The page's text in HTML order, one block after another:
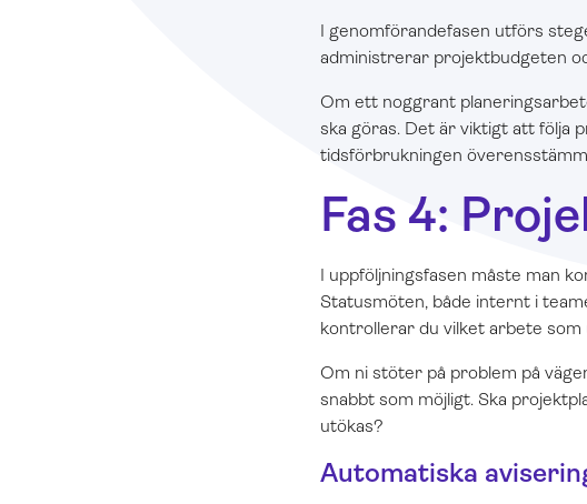
I genomförandefasen utförs
administrerar projektbudgeten
Om ett noggrant
ska göras. Det är viktigt att följa
tidsförbrukningen
Fas 4:
I uppföljningsfasen måste man
Statusmöten, både internt i
kontrollerar du vilket arbete
Om ni stöter på problem på
snabbt som möjligt. Ska
utökas?
Automatiska